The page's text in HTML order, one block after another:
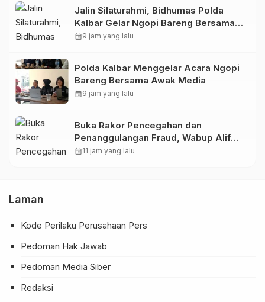
Jalin Silaturahmi, Bidhumas Polda
Kalbar Gelar Ngopi Bareng Bersama
Awak Media Online*M
calendar_month9 jam yang lalu
Polda Kalbar Menggelar Acara Ngopi
Bareng Bersama Awak Media
calendar_month9 jam yang lalu
Buka Rakor Pencegahan dan
Penanggulangan Fraud, Wabup Alif
Dorong Perkuat Sistem JKN
calendar_month11 jam yang lalu
Laman
Kode Perilaku Perusahaan Pers
Pedoman Hak Jawab
Pedoman Media Siber
Redaksi